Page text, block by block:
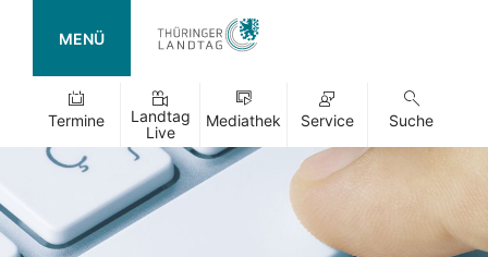
MENÜ
Termine
Landtag
Live
Mediathek Service Suche